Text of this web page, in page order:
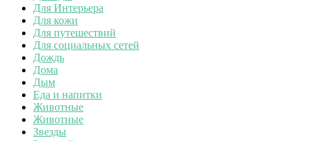
Для Интерьера
Для кожи
Для путешествий
Для социальных сетей
Дождь
Дома
Дым
Еда и напитки
Животные
Животные
Звезды